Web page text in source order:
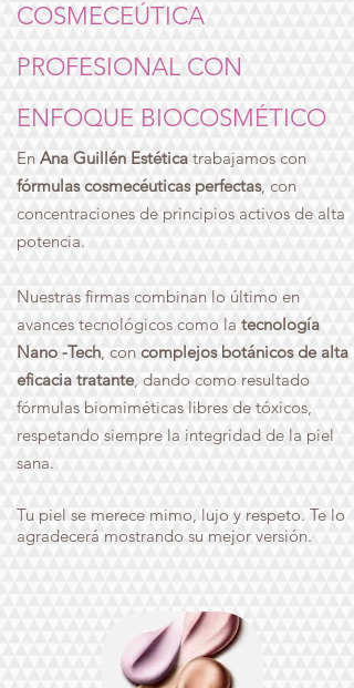
COSMECEÚTICA
PROFESIONAL CON
ENFOQUE BIOCOSMÉTICO
En Ana Guillén Estética trabajamos con
fórmulascosmecéuticas perfectas, con
concentraciones de principios activos de alta
potencia.
Nuestras firmas combinan lo último en
avances tecnológicos como la tecnología
Nano -Tech, con complejos botánicos de alta
eficacia tratante, dando como resultado
fórmulas biomiméticas libres de tóxicos,
respetando siempre la integridad de la piel
sana.
Tu piel se merece mimo, lujo y respeto. Te lo
agradecerá mostrando su mejor versión.